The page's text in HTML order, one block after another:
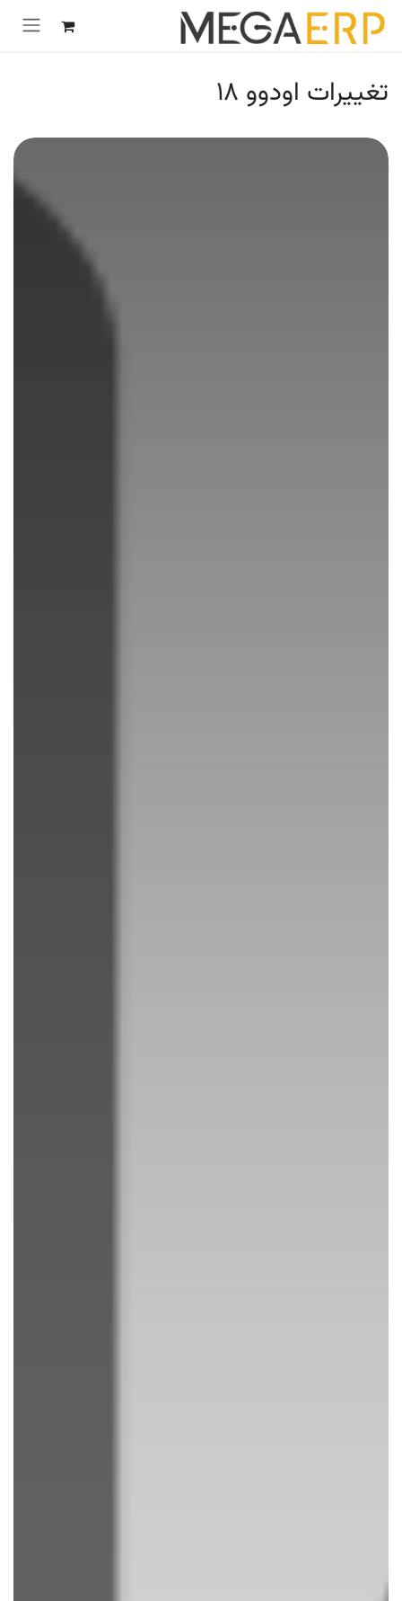
پرش به محتوا
تغییرات اودوو ۱۸